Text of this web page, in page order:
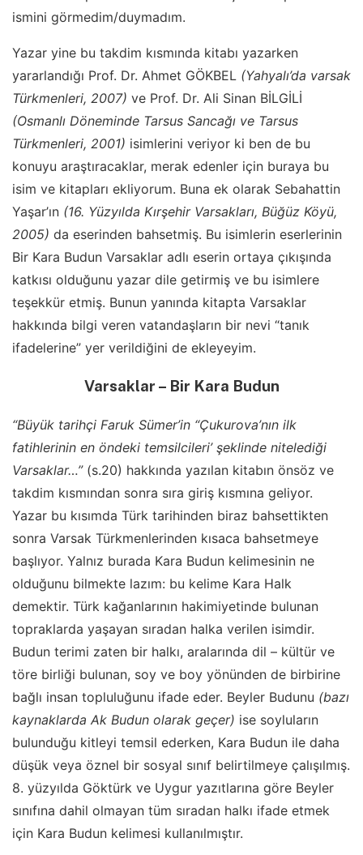
ismini görmedim/duymadım.
Yazar yine bu takdim kısmında kitabı yazarken
yararlandığı Prof. Dr. Ahmet GÖKBEL (Yahyalı’da varsak
Türkmenleri, 2007) ve Prof. Dr. Ali Sinan BİLGİLİ
(Osmanlı Döneminde Tarsus Sancağı ve Tarsus
Türkmenleri, 2001) isimlerini veriyor ki ben de bu
konuyu araştıracaklar, merak edenler için buraya bu
isim ve kitapları ekliyorum. Buna ek olarak Sebahattin
Yaşar’ın (16. Yüzyılda Kırşehir Varsakları, Büğüz Köyü,
2005) da eserinden bahsetmiş. Bu isimlerin eserlerinin
Bir Kara Budun Varsaklar adlı eserin ortaya çıkışında
katkısı olduğunu yazar dile getirmiş ve bu isimlere
teşekkür etmiş. Bunun yanında kitapta Varsaklar
hakkında bilgi veren vatandaşların bir nevi “tanık
ifadelerine” yer verildiğini de ekleyeyim.
Varsaklar – Bir Kara Budun
“Büyük tarihçi Faruk Sümer’in “Çukurova’nın ilk
fatihlerinin en öndeki temsilcileri’ şeklinde nitelediği
Varsaklar…” (s.20) hakkında yazılan kitabın önsöz ve
takdim kısmından sonra sıra giriş kısmına geliyor.
Yazar bu kısımda Türk tarihinden biraz bahsettikten
sonra Varsak Türkmenlerinden kısaca bahsetmeye
başlıyor. Yalnız burada Kara Budun kelimesinin ne
olduğunu bilmekte lazım: bu kelime Kara Halk
demektir. Türk kağanlarının hakimiyetinde bulunan
topraklarda yaşayan sıradan halka verilen isimdir.
Budun terimi zaten bir halkı, aralarında dil – kültür ve
töre birliği bulunan, soy ve boy yönünden de birbirine
bağlı insan topluluğunu ifade eder. Beyler Budunu (bazı
kaynaklarda Ak Budun olarak geçer) ise soyluların
bulunduğu kitleyi temsil ederken, Kara Budun ile daha
düşük veya öznel bir sosyal sınıf belirtilmeye çalışılmış.
8. yüzyılda Göktürk ve Uygur yazıtlarına göre Beyler
sınıfına dahil olmayan tüm sıradan halkı ifade etmek
için Kara Budun kelimesi kullanılmıştır.